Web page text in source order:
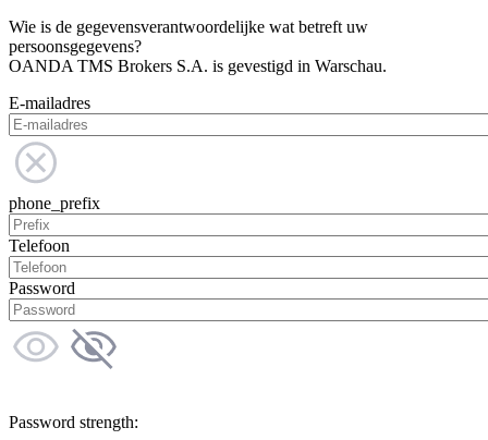
Wie is de gegevensverantwoordelijke wat betreft uw
persoonsgegevens?
OANDA TMS Brokers S.A. is gevestigd in Warschau.
E-mailadres
phone_prefix
Telefoon
Password
Password strength: